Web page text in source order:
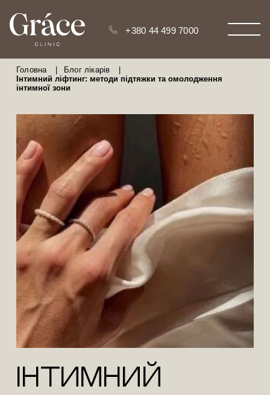
+380 44 499 7000
Головна Блог лікарів
Інтимний ліфтинг: методи підтяжки та омолодження
інтимної зони
Інтимний